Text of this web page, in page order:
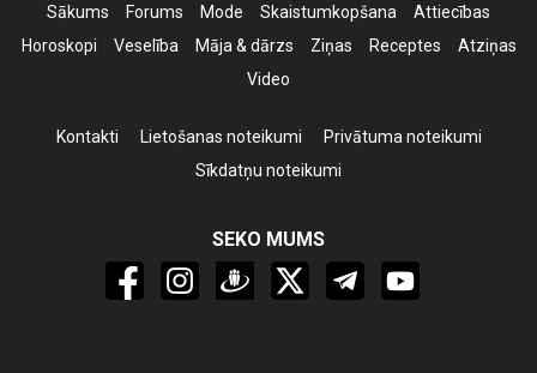
Sākums Forums Mode Skaistumkopšana
Attiecības
Horoskopi
Veselība Māja & dārzs Ziņas Receptes
Atziņas
Video
Kontakti Lietošanas noteikumi
Privātuma noteikumi
Sīkdatņu noteikumi
SEKO MUMS